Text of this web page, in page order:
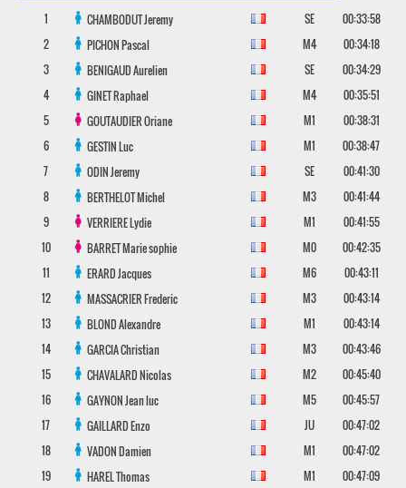
1 CHAMBODUTJeremy SE
00:33:58
2
PICHONPascal M4
00:34:18
3
BENIGAUDAurelien SE
00:34:29
4
GINETRaphael M4
00:35:51
5
GOUTAUDIEROriane M1
00:38:31
6
GESTINLuc M1
00:38:47
7
ODINJeremy SE
00:41:30
8
BERTHELOTMichel M3
00:41:44
9
VERRIERELydie M1
00:41:55
10
BARRETMarie sophie M0
00:42:35
11
ERARDJacques M6
00:43:11
12
MASSACRIERFrederic M3
00:43:14
13
BLONDAlexandre M1
00:43:14
14
GARCIAChristian M3
00:43:46
15
CHAVALARDNicolas M2
00:45:40
16
GAYNONJean luc M5
00:45:57
17
GAILLARDEnzo JU
00:47:02
18
VADONDamien M1
00:47:02
19
HARELThomas M1
00:47:09